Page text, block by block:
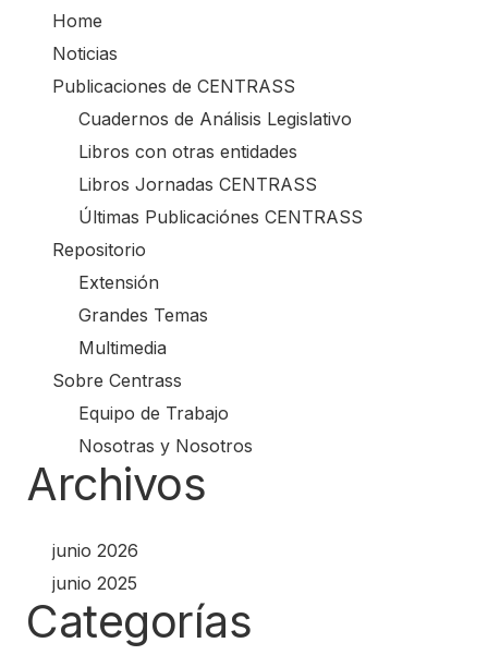
Home
Noticias
Publicaciones de CENTRASS
Cuadernos de Análisis Legislativo
Libros con otras entidades
Libros Jornadas CENTRASS
Últimas Publicaciónes CENTRASS
Repositorio
Extensión
Grandes Temas
Multimedia
Sobre Centrass
Equipo de Trabajo
Nosotras y Nosotros
Archivos
junio 2026
junio 2025
Categorías